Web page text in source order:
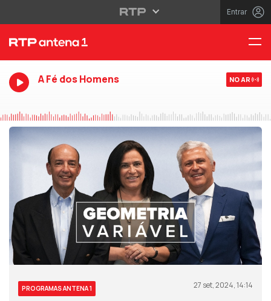
Entrar
A Fé dos Homens NO AR
PROGRAMAS ANTENA 1 27 set, 2024, 14:14